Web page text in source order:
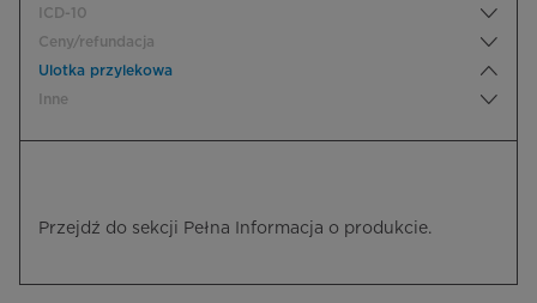
ICD-10
Ceny/refundacja
Ulotka przylekowa
Inne
Przejdź do sekcji Pełna Informacja o produkcie.